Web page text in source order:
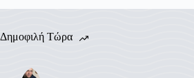
Δημοφιλή Τώρα